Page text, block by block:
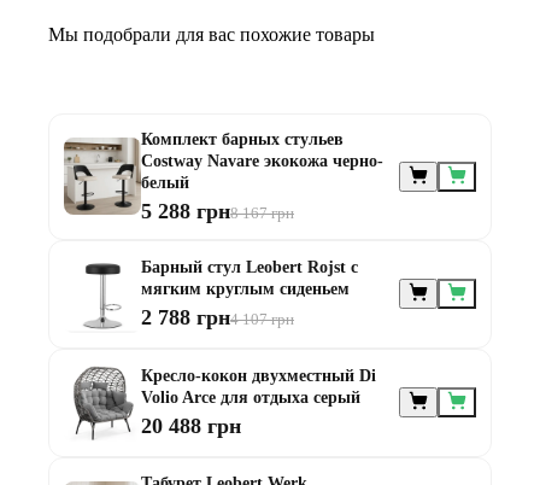
Поделитесь своими впечатлениями с другими
Мы подобрали для вас похожие товары
Комплект барных стульев
Costway Navare экокожа черно-
белый
5 288 грн8 167 грн
Барный стул Leobert Rojst с
мягким круглым сиденьем
2 788 грн4 107 грн
Кресло-кокон двухместный Di
Volio Arce для отдыха серый
20 488 грн